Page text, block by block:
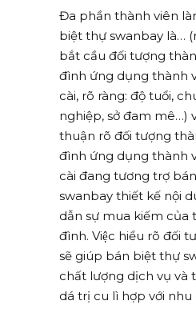
Đa phần thành viên
biệt thự swanbay là…
bắt cầu đối tượng
đình ứng dụng thành
cài, rõ ràng: độ tuổi,
nghiệp, sở đam mê…)
thuận rõ đối tượng
đình ứng dụng thành
cài đang tương trợ
swanbay thiết kế nội
dẫn sự mua kiếm của
đình. Việc hiểu rõ đối
sẽ giúp bán biệt thự
chất lượng dịch vụ và
dá trị cu lì hợp với nhu